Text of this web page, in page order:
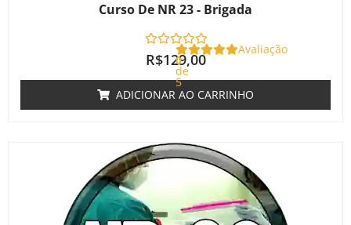
Curso De NR 23 - Brigada
Avaliação
0
de
5
R$129,00
ADICIONAR AO CARRINHO